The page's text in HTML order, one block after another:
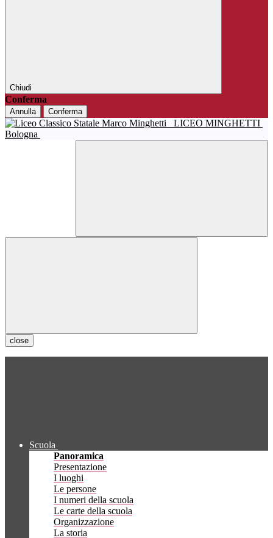
Chiudi
Conferma
Annulla Conferma
LICEO MINGHETTI
Bologna
close
Scuola
Panoramica
Presentazione
I luoghi
Le persone
I numeri della scuola
Le carte della scuola
Organizzazione
La storia